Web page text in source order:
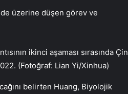
üzerine düşen görev ve
ikinci aşaması sırasında Çin
(Fotoğraf: Lian Yi/Xinhua)
belirten Huang, Biyolojik